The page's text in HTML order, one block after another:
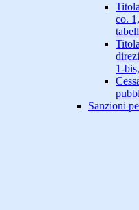
co.
1-
Sanzioni